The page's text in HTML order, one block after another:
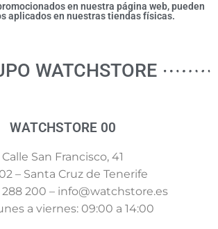
en nuestra página web, pueden
aplicados en nuestras tiendas físicas.
WATCHSTORE
WATCHSTORE 00
Calle San Francisco, 41
– Santa Cruz de Tenerife
288 200 – info@watchstore.es
a viernes: 09:00 a 14:00